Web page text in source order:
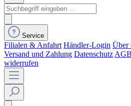
Service
Filialen & Anfahrt Händler-Login Über
Versand und Zahlung Datenschutz AGB
widerrufen